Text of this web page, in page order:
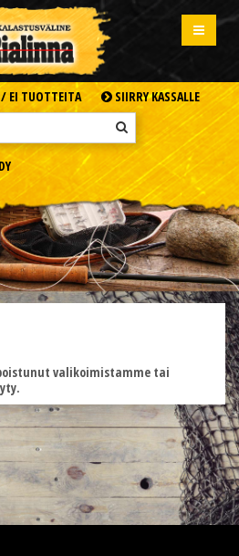
/ EI TUOTTEITA SIIRRY KASSALLE
valikoimistamme tai